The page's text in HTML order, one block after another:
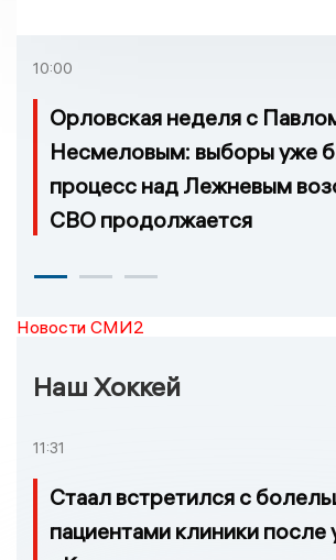
10:00
Орловская неделя с
Несмеловым: выборы уже
процесс над Лежневым
СВО продолжается
Новости СМИ2
Наш Хоккей
11:31
Стаал встретился с
пациентами клиники после